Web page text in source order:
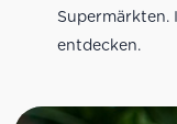
Supermärkten.
entdecken.